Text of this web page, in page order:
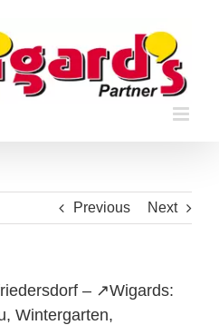
Previous Next
– ↗️Wigards:
Wintergarten,